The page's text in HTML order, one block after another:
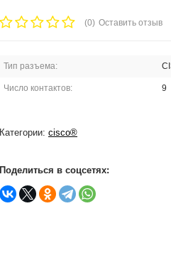
(0) Оставить отзыв
Тип разъема:
Число контактов: 9
Категории: cisco®
Поделиться в соцсетях: